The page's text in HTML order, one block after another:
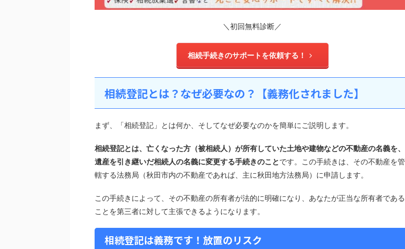
＼初回無料診断／
相続手続きのサポートを依頼する！
相続登記とは？なぜ必要なの？【義務化されました】
まず、「相続登記」とは何か、そしてなぜ必要なのかを簡単にご説明します。
相続登記とは、亡くなった方（被相続人）が所有していた土地や建物などの不動産の名義を、
遺産を引き継いだ相続人の名義に変更する手続きのことです。この手続きは、その不動産を管
轄する法務局（秋田市内の不動産であれば、主に秋田地方法務局）に申請します。
この手続きによって、その不動産の所有者が法的に明確になり、あなたが正当な所有者である
ことを第三者に対して主張できるようになります。
相続登記は義務です！放置のリスク